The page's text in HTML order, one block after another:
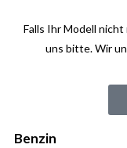
Falls Ihr Modell
uns bitte. Wir
Benzin